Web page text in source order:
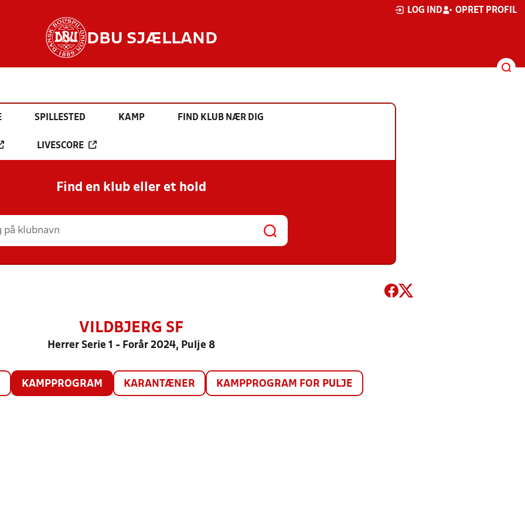
LOG IND OPRET PROFIL
DBU SJÆLLAND
SPILLESTED KAMP FIND KLUB NÆR DIG
LIVESCORE
Find en klub eller et hold
VILDBJERG SF
Herrer Serie 1 - Forår 2024, Pulje 8
KAMPPROGRAM KARANTÆNER KAMPPROGRAM FOR PULJE